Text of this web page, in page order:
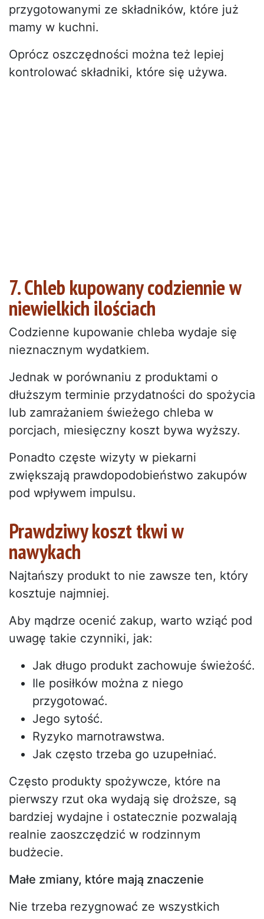
przygotowanymi ze składników, które już
mamy w kuchni.
Oprócz oszczędności można też lepiej
kontrolować składniki, które się używa.
7. Chleb kupowany codziennie w
niewielkich ilościach
Codzienne kupowanie chleba wydaje się
nieznacznym wydatkiem.
Jednak w porównaniu z produktami o
dłuższym terminie przydatności do spożycia
lub zamrażaniem świeżego chleba w
porcjach, miesięczny koszt bywa wyższy.
Ponadto częste wizyty w piekarni
zwiększają prawdopodobieństwo zakupów
pod wpływem impulsu.
Prawdziwy koszt tkwi w
nawykach
Najtańszy produkt to nie zawsze ten, który
kosztuje najmniej.
Aby mądrze ocenić zakup, warto wziąć pod
uwagę takie czynniki, jak:
Jak długo produkt zachowuje świeżość.
Ile posiłków można z niego
przygotować.
Jego sytość.
Ryzyko marnotrawstwa.
Jak często trzeba go uzupełniać.
Często produkty spożywcze, które na
pierwszy rzut oka wydają się droższe, są
bardziej wydajne i ostatecznie pozwalają
realnie zaoszczędzić w rodzinnym
budżecie.
Małe zmiany, które mają znaczenie
Nie trzeba rezygnować ze wszystkich